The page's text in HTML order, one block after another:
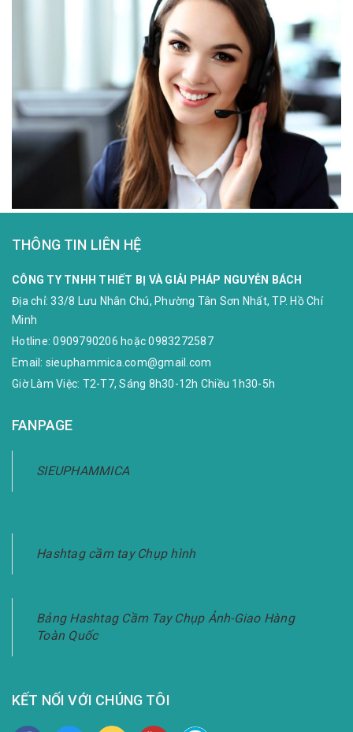
THÔNG TIN LIÊN HỆ
CÔNG TY TNHH THIẾT BỊ VÀ GIẢI PHÁP NGUYỄN BÁCH
Địa chỉ:33/8 Lưu Nhân Chú, Phường Tân Sơn Nhất, TP. Hồ Chí
Minh
Hotline:0909790206 hoặc0983272587
Email: sieuphammica.com@gmail.com
Giờ Làm Việc: T2-T7, Sáng 8h30-12h Chiều 1h30-5h
FANPAGE
SIEUPHAMMICA
Hashtag cầm tay Chụp hình
Bảng Hashtag Cầm Tay Chụp Ảnh-Giao Hàng
Toàn Quốc
KẾT NỐI VỚI CHÚNG TÔI